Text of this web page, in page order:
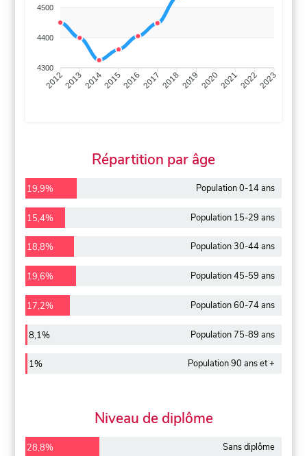
4500
4400
4300
201220132014201520162017 20182019 2020202120222023
Répartition par âge
19,9% Population 0-14 ans
15,4% Population 15-29 ans
18,8% Population 30-44 ans
19,6% Population 45-59 ans
17,2% Population 60-74 ans
8,1% Population 75-89 ans
1% Population 90 ans et +
Niveau de diplôme
28,8% Sans diplôme